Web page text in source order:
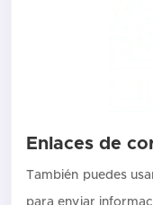
Enlaces de
También puedes
para enviar